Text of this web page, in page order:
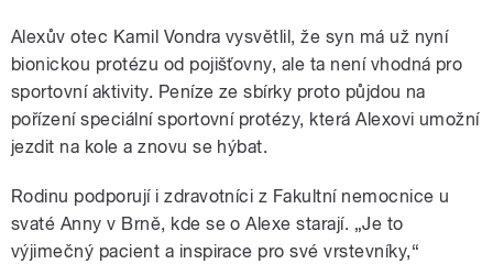
Alexův otec Kamil Vondra vysvětlil, že syn má už nyní
bionickou protézu od pojišťovny, ale ta není vhodná pro
sportovní aktivity. Peníze ze sbírky proto půjdou na
pořízení speciální sportovní protézy, která Alexovi umožní
jezdit na kole a znovu se hýbat.
Rodinu podporují i zdravotníci z Fakultní nemocnice u
svaté Anny v Brně, kde se o Alexe starají. „Je to
výjimečný pacient a inspirace pro své vrstevníky,“